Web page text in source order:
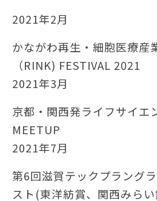
2021年2月
かながわ再生・細胞医療産
（RINK) FESTIVAL 2021
2021年3月
京都・関西発ライフサイエ
MEETUP
2021年7月
第6回滋賀テックプラング
スト(東洋紡賞、関西みら